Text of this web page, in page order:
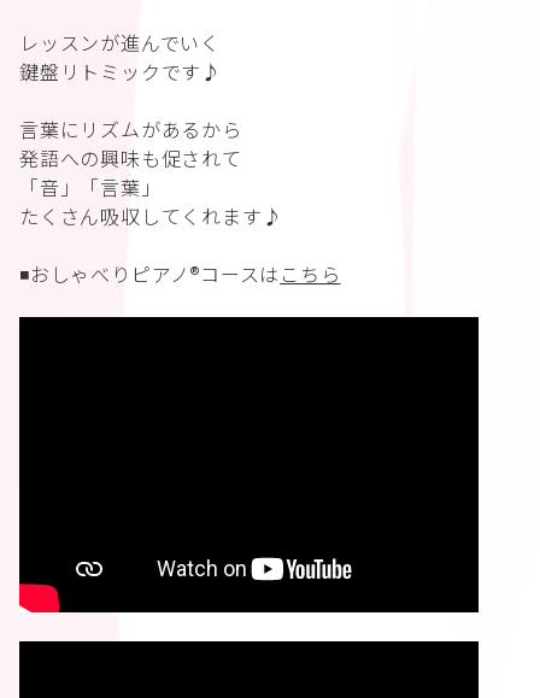
レッスンが進んでいく
鍵盤リトミックです♪
言葉にリズムがあるから
発語への興味も促されて
「音」「言葉」
たくさん吸収してくれます♪
◾️おしゃべりピアノ®︎コースは こちら